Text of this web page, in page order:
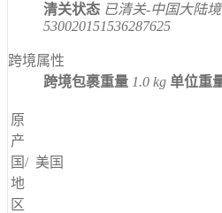
清关状态 已清关-中国大陆
530020151536287625
跨境属性
跨境包裹重量 1.0 kg 单位重
原
产
国/
地
区
美国